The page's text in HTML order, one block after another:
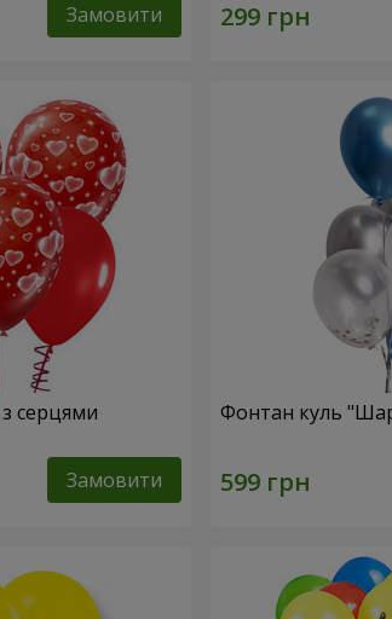
Замовити
серцями
Замовити
Фонтан куль